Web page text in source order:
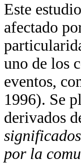
Este
afectado
uno de los
eventos,
1996). Se
derivados
por la